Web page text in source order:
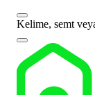
Kelime, semt